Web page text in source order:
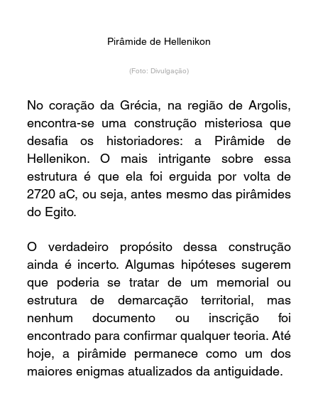
Pirâmide de Hellenikon
(Foto: Divulgação)
No coração da Grécia, na região de Argolis,
encontra-se uma construção misteriosa que
desafia os historiadores: a Pirâmide de
Hellenikon. O mais intrigante sobre essa
estrutura é que ela foi erguida por volta de
2720 aC, ou seja, antes mesmo das pirâmides
do Egito.
O verdadeiro propósito dessa construção
ainda é incerto. Algumas hipóteses sugerem
que poderia se tratar de um memorial ou
estrutura de demarcação territorial, mas
nenhum documento ou inscrição foi
encontrado para confirmar qualquer teoria. Até
hoje, a pirâmide permanece como um dos
maiores enigmas atualizados da antiguidade.